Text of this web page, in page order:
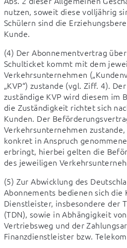
nutzen, soweit diese volljährig
Schülern sind die
Kunde.
(4) Der Abonnementvertrag
Schulticket kommt mit dem
Verkehrsunternehmen
„KVP“) zustande (vgl. Ziff. 4).
zuständige KVP wird diesem im
die Zuständigkeit richtet sich
Kunden. Der
Verkehrsunternehmen
konkret in Anspruch
erbringt, hierbei gelten die
des jeweiligen
(5) Zur Abwicklung des
Abonnements bedienen sich die
Dienstleister, insbesondere der
(TDN), sowie in Abhängigkeit
Vertriebsweg und der
Finanzdienstleister bzw.